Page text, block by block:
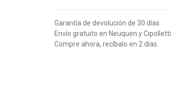
Garantía de devolución de 30 días
Envío gratuito en Neuquen y Cipolletti
Compre ahora, recíbalo en 2 días.